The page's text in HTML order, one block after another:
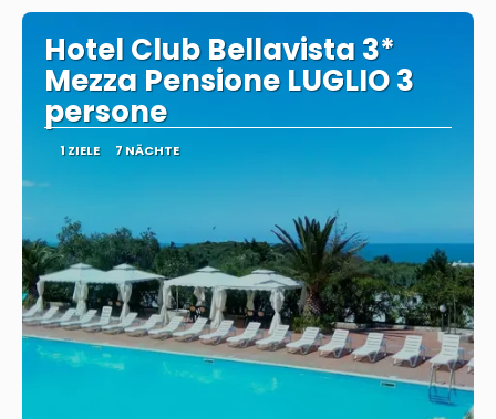
Hotel Club Bellavista 3*
Mezza Pensione LUGLIO 3
persone
1 ZIELE 7 NÄCHTE